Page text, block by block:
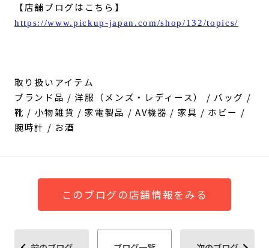
【店舗ブログはこちら】
https://www.pickup-japan.com/shop/132/topics/
取り扱いアイテム
ブランド品 / 洋服（メンズ・レディース） / バッグ /
靴 / 小物雑貨 / 家電製品 / AV機器 / 家具 / ホビー /
腕時計 / お酒
このブログの店舗情報をみる